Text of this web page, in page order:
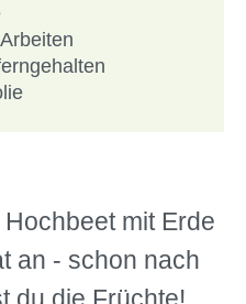
mit Erde
an - schon nach